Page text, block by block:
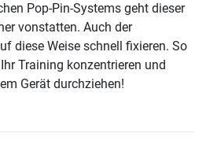
Pop-Pin-Systems geht dieser
vonstatten. Auch der
diese Weise schnell fixieren. So
Training konzentrieren und
Gerät durchziehen!